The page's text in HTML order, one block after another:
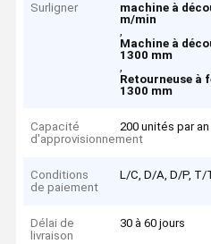
Surligner
machine à
m/min
,
Machine à
1300 mm
,
Retourneuse à
1300 mm
Capacité
d'approvisionnement
200 unités par an
Conditions
de paiement
L/C, D/A, D/P, T/
Délai de
livraison
30 à 60 jours